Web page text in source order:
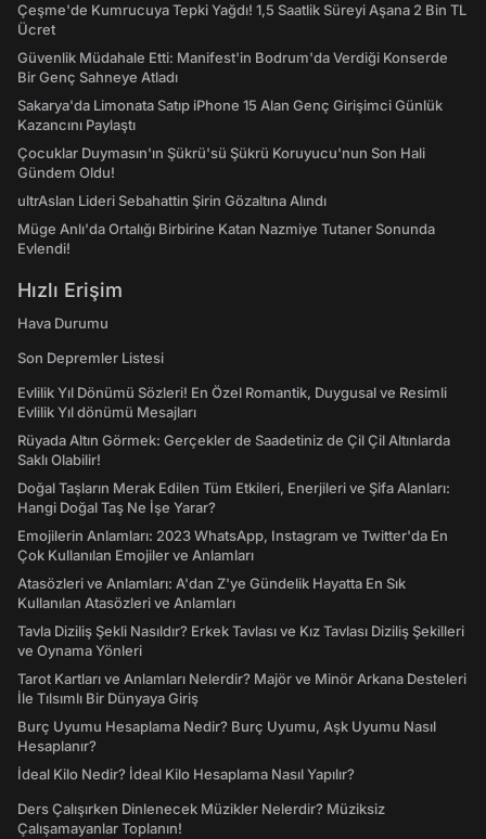
Çeşme'de Kumrucuya Tepki Yağdı! 1,5 Saatlik Süreyi Aşana 2 Bin TL
Ücret
Güvenlik Müdahale Etti: Manifest'in Bodrum'da Verdiği Konserde
Bir Genç Sahneye Atladı
Sakarya'da Limonata Satıp iPhone 15 Alan Genç Girişimci Günlük
Kazancını Paylaştı
Çocuklar Duymasın'ın Şükrü'sü Şükrü Koruyucu'nun Son Hali
Gündem Oldu!
ultrAslan Lideri Sebahattin Şirin Gözaltına Alındı
Müge Anlı'da Ortalığı Birbirine Katan Nazmiye Tutaner Sonunda
Evlendi!
Hızlı Erişim
Hava Durumu
Son Depremler Listesi
Evlilik Yıl Dönümü Sözleri! En Özel Romantik, Duygusal ve Resimli
Evlilik Yıl dönümü Mesajları
Rüyada Altın Görmek: Gerçekler de Saadetiniz de Çil Çil Altınlarda
Saklı Olabilir!
Doğal Taşların Merak Edilen Tüm Etkileri, Enerjileri ve Şifa Alanları:
Hangi Doğal Taş Ne İşe Yarar?
Emojilerin Anlamları: 2023 WhatsApp, Instagram ve Twitter'da En
Çok Kullanılan Emojiler ve Anlamları
Atasözleri ve Anlamları: A'dan Z'ye Gündelik Hayatta En Sık
Kullanılan Atasözleri ve Anlamları
Tavla Diziliş Şekli Nasıldır? Erkek Tavlası ve Kız Tavlası Diziliş Şekilleri
ve Oynama Yönleri
Tarot Kartları ve Anlamları Nelerdir? Majör ve Minör Arkana Desteleri
İle Tılsımlı Bir Dünyaya Giriş
Burç Uyumu Hesaplama Nedir? Burç Uyumu, Aşk Uyumu Nasıl
Hesaplanır?
İdeal Kilo Nedir? İdeal Kilo Hesaplama Nasıl Yapılır?
Ders Çalışırken Dinlenecek Müzikler Nelerdir? Müziksiz
Çalışamayanlar Toplanın!